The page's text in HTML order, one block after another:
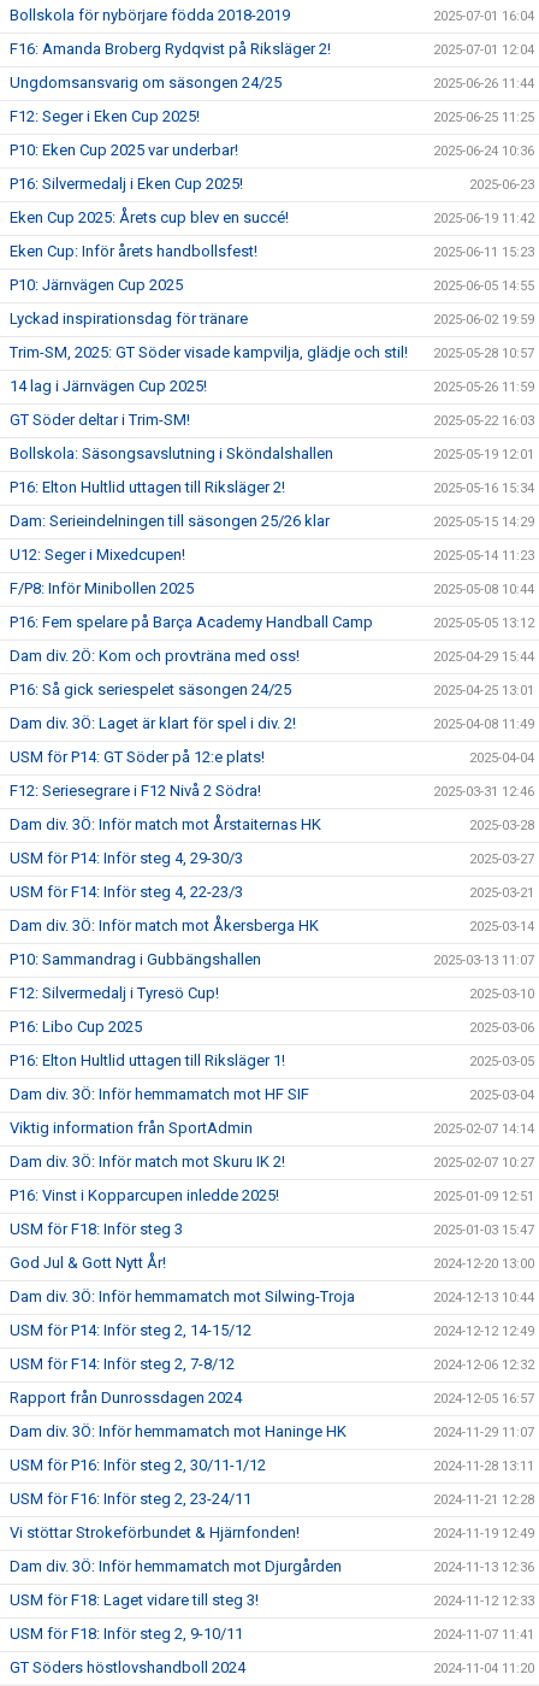
Bollskola för nybörjare födda 2018-2019 2025-07-01 16:04
F16: Amanda Broberg Rydqvist på Riksläger 2! 2025-07-01 12:04
Ungdomsansvarig om säsongen 24/25 2025-06-26 11:44
F12: Seger i Eken Cup 2025! 2025-06-25 11:25
P10: Eken Cup 2025 var underbar! 2025-06-24 10:36
P16: Silvermedalj i Eken Cup 2025! 2025-06-23
Eken Cup 2025: Årets cup blev en succé! 2025-06-19 11:42
Eken Cup: Inför årets handbollsfest! 2025-06-11 15:23
P10: Järnvägen Cup 2025 2025-06-05 14:55
Lyckad inspirationsdag för tränare 2025-06-02 19:59
Trim-SM, 2025: GT Söder visade kampvilja, glädje och stil! 2025-05-28 10:57
14 lag i Järnvägen Cup 2025! 2025-05-26 11:59
GT Söder deltar i Trim-SM! 2025-05-22 16:03
Bollskola: Säsongsavslutning i Sköndalshallen 2025-05-19 12:01
P16: Elton Hultlid uttagen till Riksläger 2! 2025-05-16 15:34
Dam: Serieindelningen till säsongen 25/26 klar 2025-05-15 14:29
U12: Seger i Mixedcupen! 2025-05-14 11:23
F/P8: Inför Minibollen 2025 2025-05-08 10:44
P16: Fem spelare på Barça Academy Handball Camp 2025-05-05 13:12
Dam div. 2Ö: Kom och provträna med oss! 2025-04-29 15:44
P16: Så gick seriespelet säsongen 24/25 2025-04-25 13:01
Dam div. 3Ö: Laget är klart för spel i div. 2! 2025-04-08 11:49
USM för P14: GT Söder på 12:e plats! 2025-04-04
F12: Seriesegrare i F12 Nivå 2 Södra! 2025-03-31 12:46
Dam div. 3Ö: Inför match mot Årstaiternas HK 2025-03-28
USM för P14: Inför steg 4, 29-30/3 2025-03-27
USM för F14: Inför steg 4, 22-23/3 2025-03-21
Dam div. 3Ö: Inför match mot Åkersberga HK 2025-03-14
P10: Sammandrag i Gubbängshallen 2025-03-13 11:07
F12: Silvermedalj i Tyresö Cup! 2025-03-10
P16: Libo Cup 2025 2025-03-06
P16: Elton Hultlid uttagen till Riksläger 1! 2025-03-05
Dam div. 3Ö: Inför hemmamatch mot HF SIF 2025-03-04
Viktig information från SportAdmin 2025-02-07 14:14
Dam div. 3Ö: Inför match mot Skuru IK 2! 2025-02-07 10:27
P16: Vinst i Kopparcupen inledde 2025! 2025-01-09 12:51
USM för F18: Inför steg 3 2025-01-03 15:47
God Jul & Gott Nytt År! 2024-12-20 13:00
Dam div. 3Ö: Inför hemmamatch mot Silwing-Troja 2024-12-13 10:44
USM för P14: Inför steg 2, 14-15/12 2024-12-12 12:49
USM för F14: Inför steg 2, 7-8/12 2024-12-06 12:32
Rapport från Dunrossdagen 2024 2024-12-05 16:57
Dam div. 3Ö: Inför hemmamatch mot Haninge HK 2024-11-29 11:07
USM för P16: Inför steg 2, 30/11-1/12 2024-11-28 13:11
USM för F16: Inför steg 2, 23-24/11 2024-11-21 12:28
Vi stöttar Strokeförbundet & Hjärnfonden! 2024-11-19 12:49
Dam div. 3Ö: Inför hemmamatch mot Djurgården 2024-11-13 12:36
USM för F18: Laget vidare till steg 3! 2024-11-12 12:33
USM för F18: Inför steg 2, 9-10/11 2024-11-07 11:41
GT Söders höstlovshandboll 2024 2024-11-04 11:20